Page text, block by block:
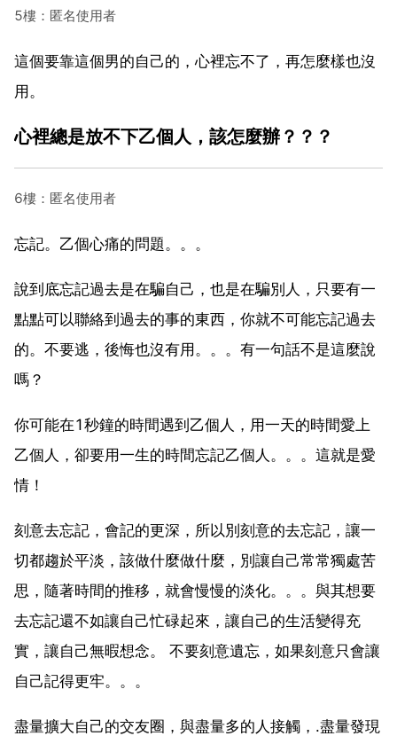
5樓：匿名使用者
這個要靠這個男的自己的，心裡忘不了，再怎麼樣也沒
用。
心裡總是放不下乙個人，該怎麼辦？？？
6樓：匿名使用者
忘記。乙個心痛的問題。。。
說到底忘記過去是在騙自己，也是在騙別人，只要有一
點點可以聯絡到過去的事的東西，你就不可能忘記過去
的。不要逃，後悔也沒有用。。。有一句話不是這麼說
嗎？
你可能在1秒鐘的時間遇到乙個人，用一天的時間愛上
乙個人，卻要用一生的時間忘記乙個人。。。這就是愛
情！
刻意去忘記，會記的更深，所以別刻意的去忘記，讓一
切都趨於平淡，該做什麼做什麼，別讓自己常常獨處苦
思，隨著時間的推移，就會慢慢的淡化。。。與其想要
去忘記還不如讓自己忙碌起來，讓自己的生活變得充
實，讓自己無暇想念。 不要刻意遺忘，如果刻意只會讓
自己記得更牢。。。
盡量擴大自己的交友圈，與盡量多的人接觸，.盡量發現